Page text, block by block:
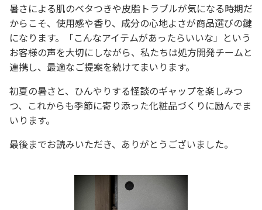
暑さによる肌のベタつきや皮脂トラブルが気になる時期だ
からこそ、使用感や香り、成分の心地よさが商品選びの鍵
になります。「こんなアイテムがあったらいいな」という
お客様の声を大切にしながら、私たちは処方開発チームと
連携し、最適なご提案を続けてまいります。
初夏の暑さと、ひんやりする怪談のギャップを楽しみつ
つ、これからも季節に寄り添った化粧品づくりに励んでま
いります。
最後までお読みいただき、ありがとうございました。